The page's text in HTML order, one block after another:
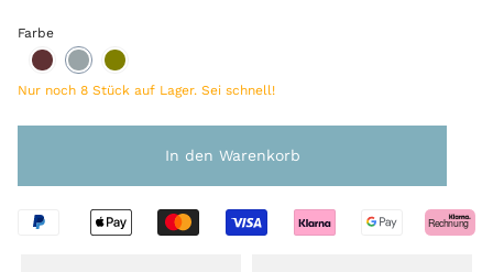
Farbe
Wollmütze
TOMKE
Bordeaux
Wollmütze
TOMKE
Ash
Merinowollmütze
TOMKE
Nur noch 8 Stück auf Lager. Sei schnell!
In den Warenkorb